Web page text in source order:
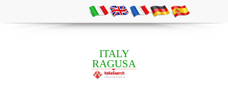
ITALY
RAGUSA